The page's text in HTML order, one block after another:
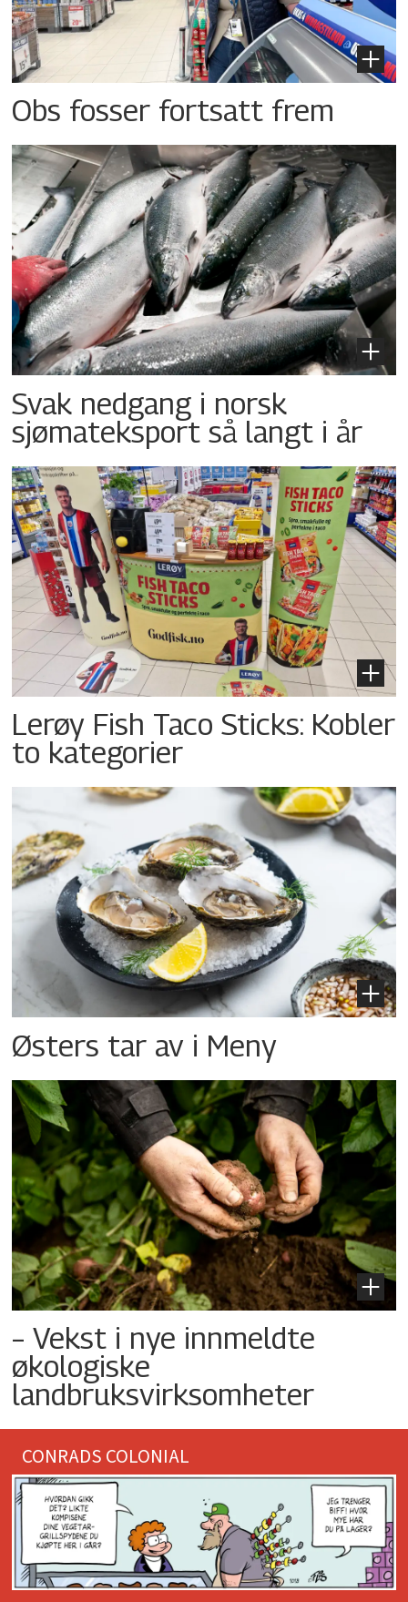
Obs fosser fortsatt frem
Svak nedgang i norsk
sjømateksport så langt i år
Lerøy Fish Taco Sticks: Kobler
to kategorier
Østers tar av i Meny
– Vekst i nye innmeldte
økologiske
landbruksvirksomheter
CONRADS COLONIAL